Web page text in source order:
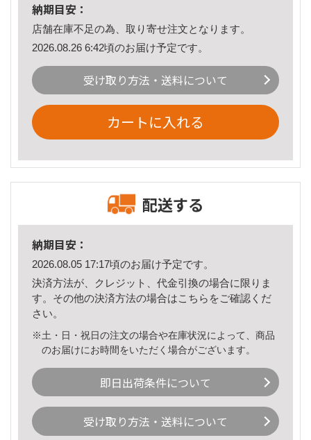
納期目安：
店舗在庫不足の為、取り寄せ注文となります。
2026.08.26 6:42頃のお届け予定です。
受け取り方法・送料について
カートに入れる
配送する
納期目安：
2026.08.05 17:17頃のお届け予定です。
決済方法が、クレジット、代金引換の場合に限りま
す。その他の決済方法の場合はこちら をご確認くだ
さい。
※土・日・祝日の注文の場合や在庫状況によって、商品
のお届けにお時間をいただく場合がございます。
即日出荷条件について
受け取り方法・送料について